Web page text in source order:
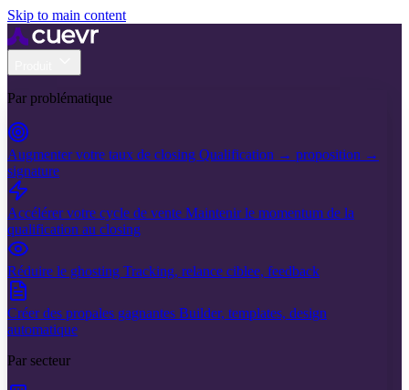
Skip to main content
Par problématique
Augmenter votre taux de closing Qualification → proposition →
signature
Accélérer votre cycle de vente Maintenir le momentum de la
qualification au closing
Réduire le ghosting Tracking, relance ciblee, feedback
Créer des propales gagnantes Builder, templates, design
automatique
Par secteur